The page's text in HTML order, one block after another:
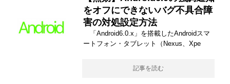
をオフにできないバグ不具合障
害の対処設定方法
「Android6.0.x」を搭載したAndroidスマ
ートフォン・タブレット（Nexus、Xpe
記事を読む